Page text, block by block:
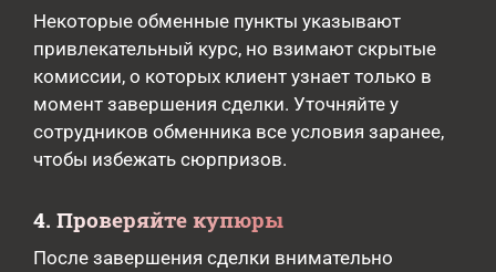
Некоторые обменные пункты указывают
привлекательный курс, но взимают скрытые
комиссии, о которых клиент узнает только в
момент завершения сделки. Уточняйте у
сотрудников обменника все условия заранее,
чтобы избежать сюрпризов.
4. Проверяйте купюры
После завершения сделки внимательно